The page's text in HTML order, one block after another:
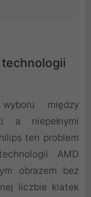
technologii
między
a niepełnymi
ten problem
AMD
obrazem bez
liczbie klatek